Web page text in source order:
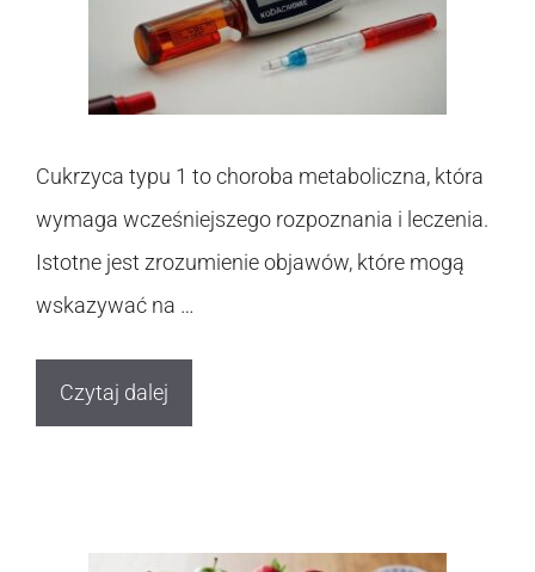
Cukrzyca typu 1 to choroba metaboliczna, która
wymaga wcześniejszego rozpoznania i leczenia.
Istotne jest zrozumienie objawów, które mogą
wskazywać na …
Czytaj dalej